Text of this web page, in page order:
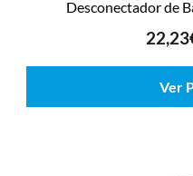
Desconectador de
22,23
Ver